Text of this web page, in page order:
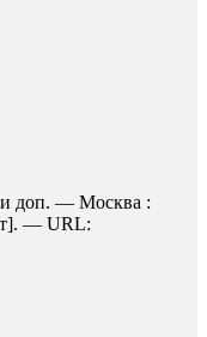
и доп. — Москва :
— URL: